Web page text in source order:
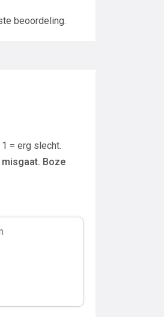
beoordeling.
= erg slecht.
Boze